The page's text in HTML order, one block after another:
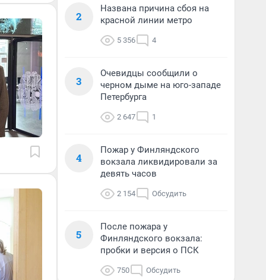
2
Названа причина сбоя на
красной линии метро
5 356 4
3
Очевидцы сообщили о
черном дыме на юго-западе
Петербурга
2 647 1
4
Пожар у Финляндского
вокзала ликвидировали за
девять часов
2 154 Обсудить
5
После пожара у
Финляндского вокзала:
пробки и версия о ПСК
750 Обсудить